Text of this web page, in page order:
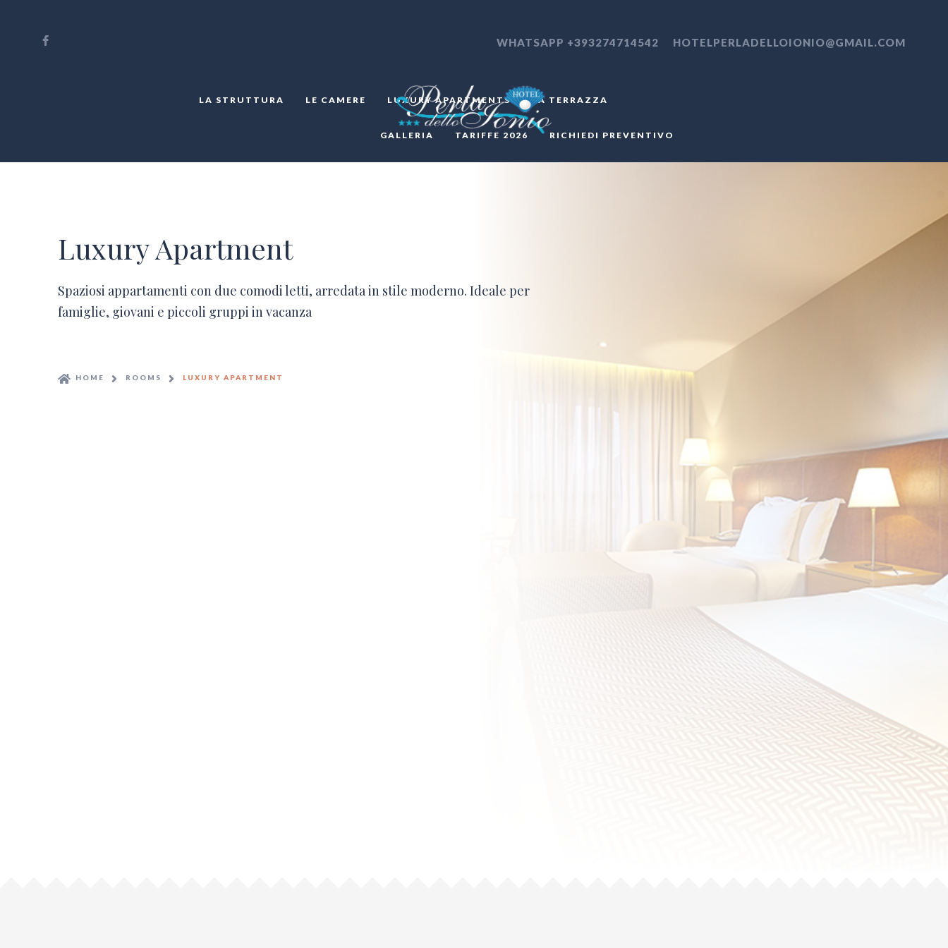
WHATSAPP +393274714542 HOTELPERLADELLOIONIO@GMAIL.COM
LA STRUTTURA LE CAMERE LUXURY APARTMENTS LA TERRAZZA
GALLERIA TARIFFE 2026 RICHIEDI PREVENTIVO
Luxury Apartment
Spaziosi appartamenti con due comodi letti, arredata in stile moderno. Ideale per
famiglie, giovani e piccoli gruppi in vacanza
HOME ROOMS LUXURY APARTMENT